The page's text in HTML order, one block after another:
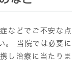
などでご不安な点
。 当院では必要に
し治療に当たりま